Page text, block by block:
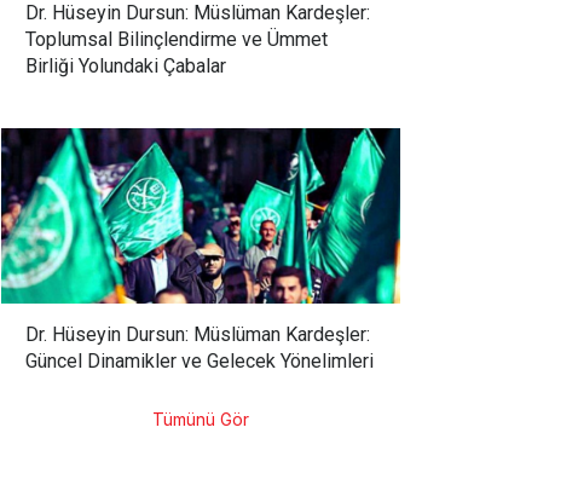
Dr. Hüseyin Dursun: Müslüman Kardeşler:
Toplumsal Bilinçlendirme ve Ümmet
Birliği Yolundaki Çabalar
Dr. Hüseyin Dursun: Müslüman Kardeşler:
Güncel Dinamikler ve Gelecek Yönelimleri
Tümünü Gör